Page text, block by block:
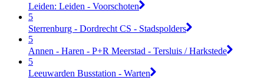
Leiden: Leiden - Voorschoten
5
Sterrenburg - Dordrecht CS - Stadspolders
5
Annen - Haren - P+R Meerstad - Tersluis / Harkstede
5
Leeuwarden Busstation - Warten